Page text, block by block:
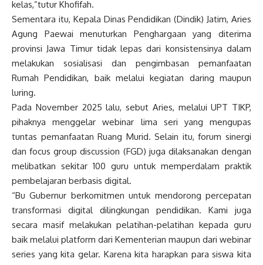
kelas,”tutur Khofifah.
Sementara itu, Kepala Dinas Pendidikan (Dindik) Jatim, Aries
Agung Paewai menuturkan Penghargaan yang diterima
provinsi Jawa Timur tidak lepas dari konsistensinya dalam
melakukan sosialisasi dan pengimbasan pemanfaatan
Rumah Pendidikan, baik melalui kegiatan daring maupun
luring.
Pada November 2025 lalu, sebut Aries, melalui UPT TIKP,
pihaknya menggelar webinar lima seri yang mengupas
tuntas pemanfaatan Ruang Murid. Selain itu, forum sinergi
dan focus group discussion (FGD) juga dilaksanakan dengan
melibatkan sekitar 100 guru untuk memperdalam praktik
pembelajaran berbasis digital.
“Bu Gubernur berkomitmen untuk mendorong percepatan
transformasi digital dilingkungan pendidikan. Kami juga
secara masif melakukan pelatihan-pelatihan kepada guru
baik melalui platform dari Kementerian maupun dari webinar
series yang kita gelar. Karena kita harapkan para siswa kita